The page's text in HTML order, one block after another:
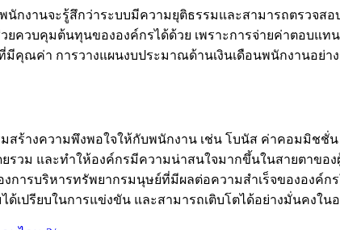
นักงานจะรู้สึกว่าระบบมีความยุติธรรมและสามารถตรวจ
ยควบคุมต้นทุนขององค์กรได้ด้วย เพราะการจ่ายค่าตอบแ
คุณค่า การวางแผนงบประมาณด้านเงินเดือนพนักงานอย่า
สร้างความพึงพอใจให้กับพนักงาน เช่น โบนัส ค่าคอมมิช
วม และทำให้องค์กรมีความน่าสนใจมากขึ้นในสายตาขอ
งการบริหารทรัพยากรมนุษย์ที่มีผลต่อความสำเร็จขององค์
เปรียบในการแข่งขัน และสามารถเติบโตได้อย่างมั่นคงใน